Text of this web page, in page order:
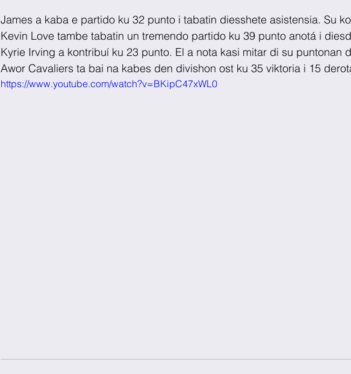
James a kaba e partido ku 32 punto i tabatin diesshete asistensia. Su
Kevin Love tambe tabatin un tremendo partido ku 39 punto anotá i
Kyrie Irving a kontribuí ku 23 punto. El a nota kasi mitar di su puntonan
Awor Cavaliers ta bai na kabes den divishon ost ku 35 viktoria i 15
https://www.youtube.com/watch?v=BKipC47xWL0